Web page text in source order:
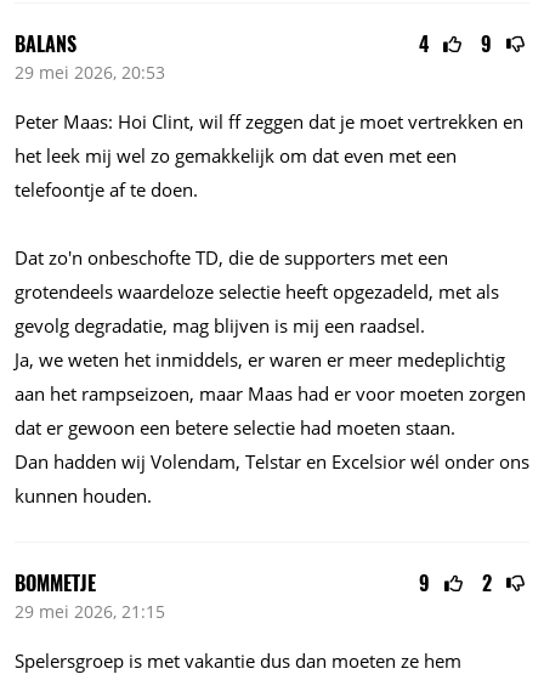
4 9
BALANS
29 mei 2026, 20:53
Peter Maas: Hoi Clint, wil ff zeggen dat je moet vertrekken en
het leek mij wel zo gemakkelijk om dat even met een
telefoontje af te doen.
Dat zo'n onbeschofte TD, die de supporters met een
grotendeels waardeloze selectie heeft opgezadeld, met als
gevolg degradatie, mag blijven is mij een raadsel.
Ja, we weten het inmiddels, er waren er meer medeplichtig
aan het rampseizoen, maar Maas had er voor moeten zorgen
dat er gewoon een betere selectie had moeten staan.
Dan hadden wij Volendam, Telstar en Excelsior wél onder ons
kunnen houden.
9 2
BOMMETJE
29 mei 2026, 21:15
Spelersgroep is met vakantie dus dan moeten ze hem